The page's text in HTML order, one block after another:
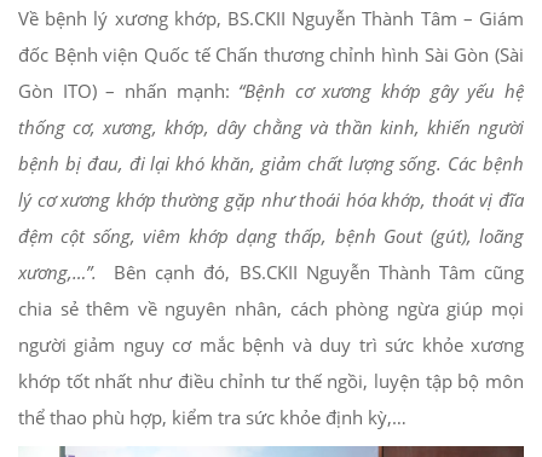
Về bệnh lý xương khớp, BS.CKII Nguyễn Thành Tâm – Giám
đốc Bệnh viện Quốc tế Chấn thương chỉnh hình Sài Gòn (Sài
Gòn ITO) – nhấn mạnh: “Bệnh cơ xương khớp gây yếu hệ
thống cơ, xương, khớp, dây chằng và thần kinh, khiến người
bệnh bị đau, đi lại khó khăn, giảm chất lượng sống. Các bệnh
lý cơ xương khớp thường gặp như thoái hóa khớp, thoát vị đĩa
đệm cột sống, viêm khớp dạng thấp, bệnh Gout (gút), loãng
xương,…”.
Bên cạnh đó, BS.CKII Nguyễn Thành Tâm cũng
chia sẻ thêm về nguyên nhân, cách phòng ngừa giúp mọi
người giảm nguy cơ mắc bệnh và duy trì sức khỏe xương
khớp tốt nhất như điều chỉnh tư thế ngồi, luyện tập bộ môn
thể thao phù hợp, kiểm tra sức khỏe định kỳ,…